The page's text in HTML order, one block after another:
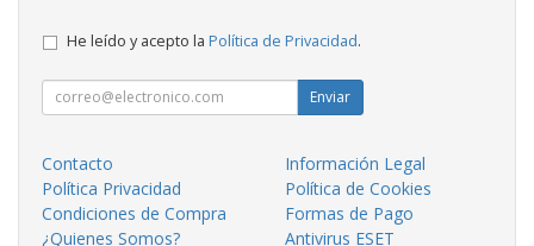
He leído y acepto la Política de Privacidad.
Enviar
Contacto
Información Legal
Política Privacidad
Política de Cookies
Condiciones de Compra
Formas de Pago
¿Quienes Somos?
Antivirus ESET